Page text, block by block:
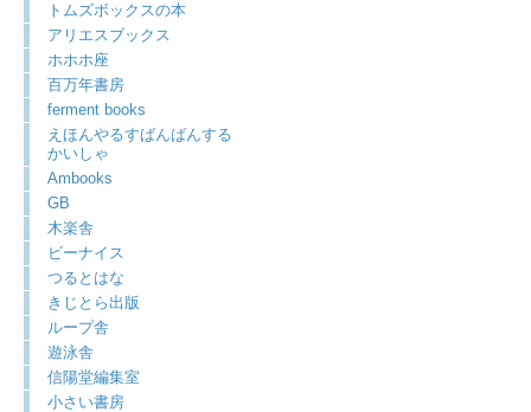
トムズボックスの本
アリエスブックス
ホホホ座
百万年書房
ferment books
えほんやるすばんばんする
かいしゃ
Ambooks
GB
木楽舎
ビーナイス
つるとはな
きじとら出版
ループ舎
遊泳舎
信陽堂編集室
小さい書房